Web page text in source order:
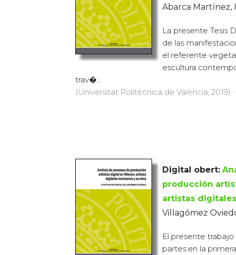
Abarca Martínez,
La presente Tesis
de las
el referente
escultura
trav�...
(Universitat Politècnica de València, 2019)
Digital obert:
producción
artistas
Villagómez
El presente
partes:en la